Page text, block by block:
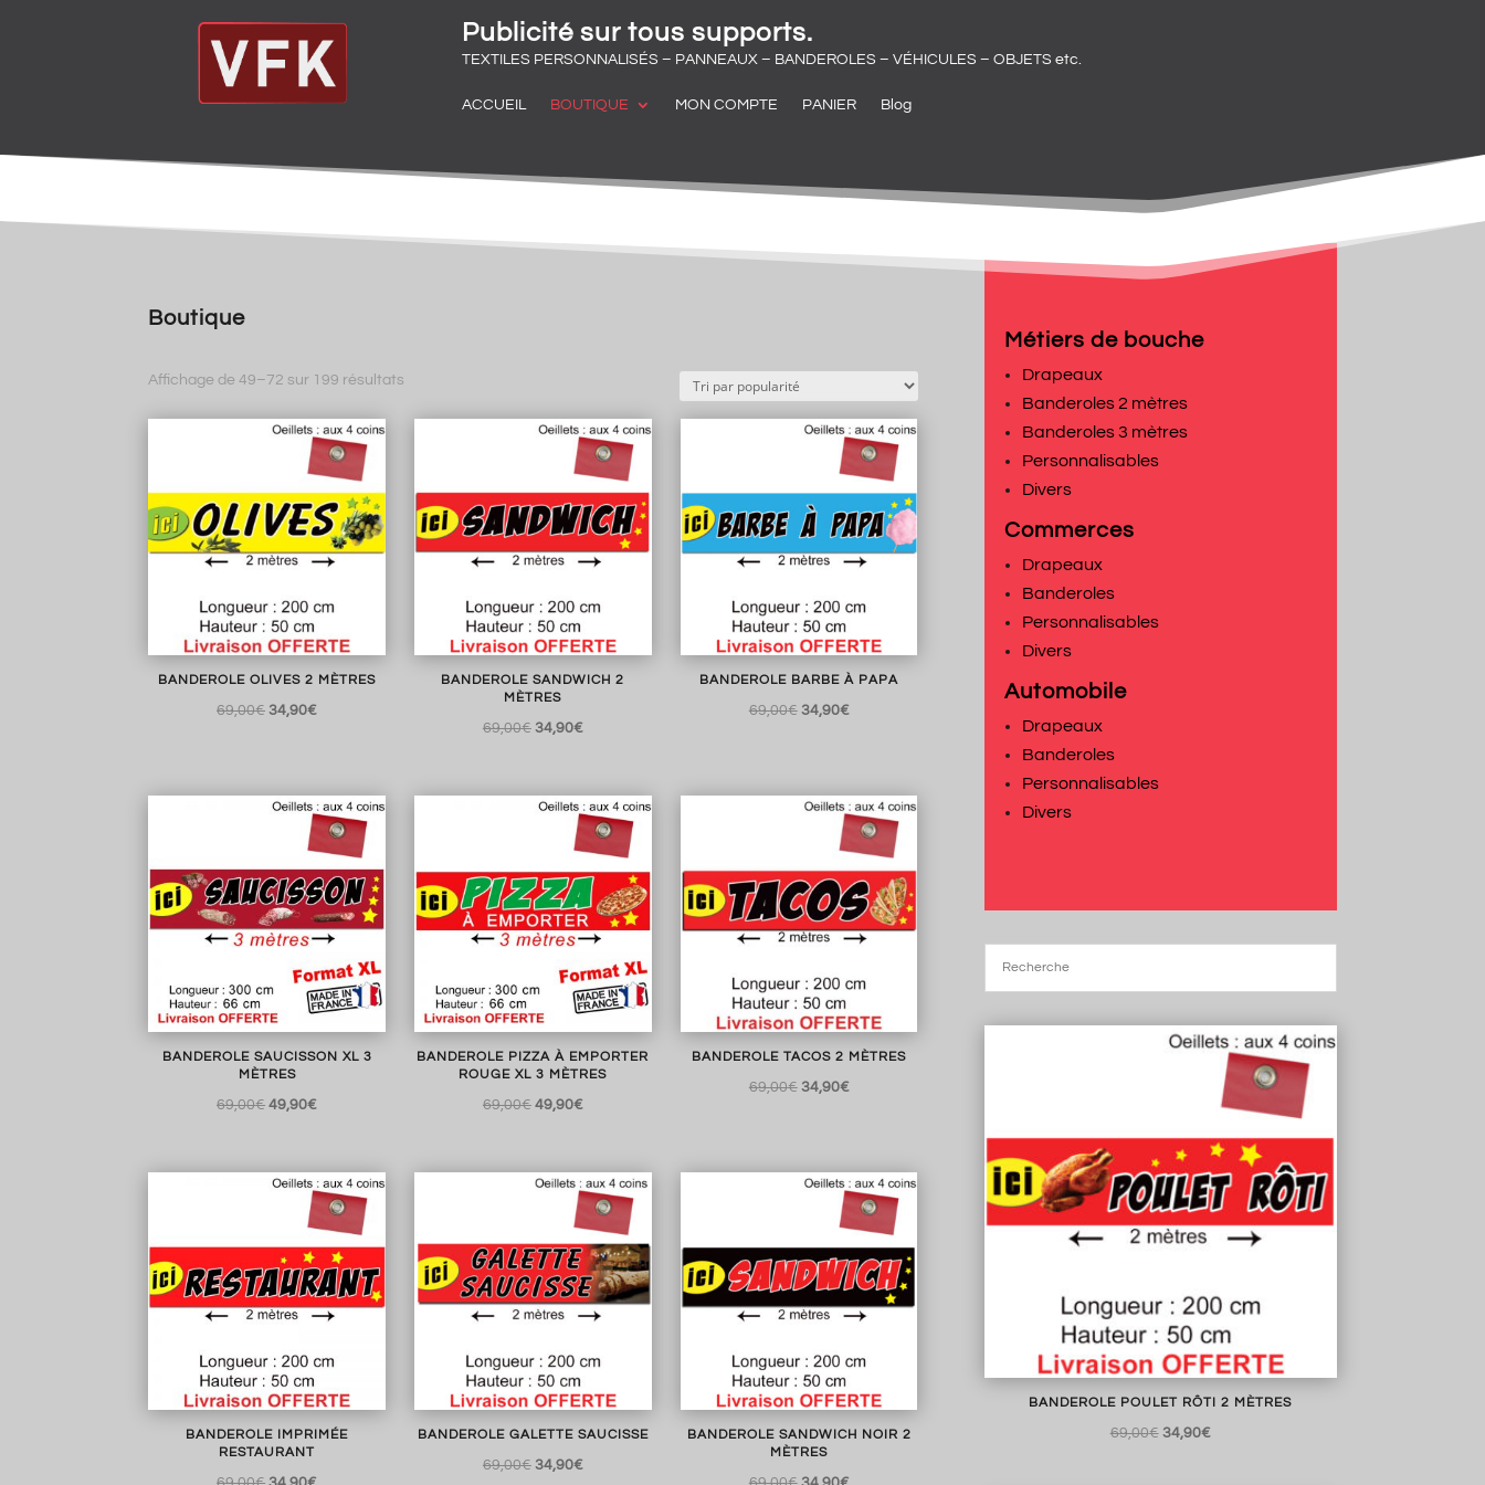
Publicité sur tous supports.
TEXTILES PERSONNALISÉS – PANNEAUX – BANDEROLES – VÉHICULES – OBJETS etc.
ACCUEIL BOUTIQUE MON COMPTE PANIER Blog
Boutique
Affichage de 49–72 sur 199 résultats
BANDEROLE OLIVES 2 MÈTRES
69,00€ Le
était :
69,00€.
34,90€Le
est :
34,90€.
BANDEROLE SANDWICH 2
MÈTRES
69,00€ Le
était :
69,00€.
34,90€Le
est :
34,90€.
BANDEROLE BARBE À PAPA
69,00€ Le
était :
69,00€.
34,90€Le
est :
34,90€.
BANDEROLE SAUCISSON XL 3
MÈTRES
69,00€ Le
était :
69,00€.
49,90€Le
est :
49,90€.
BANDEROLE PIZZA À EMPORTER
ROUGE XL 3 MÈTRES
69,00€ Le
était :
69,00€.
49,90€Le
est :
49,90€.
BANDEROLE TACOS 2 MÈTRES
69,00€ Le
était :
69,00€.
34,90€Le
est :
34,90€.
BANDEROLE IMPRIMÉE
RESTAURANT
Le
BANDEROLE GALETTE SAUCISSE
69,00€ Le
34,90€Le
BANDEROLE SANDWICH NOIR 2
MÈTRES
Le
Le
Métiers de bouche
Drapeaux
Banderoles 2 mètres
Banderoles 3 mètres
Personnalisables
Divers
Commerces
Drapeaux
Banderoles
Personnalisables
Divers
Automobile
Drapeaux
Banderoles
Personnalisables
Divers
BANDEROLE POULET RÔTI 2 MÈTRES
69,00€ Le
34,90€Le